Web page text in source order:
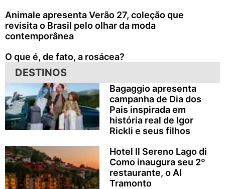
Animale apresenta Verão 27, coleção que
revisita o Brasil pelo olhar da moda
contemporânea
O que é, de fato, a rosácea?
DESTINOS
Bagaggio apresenta
campanha de Dia dos
Pais inspirada em
história real de Igor
Rickli e seus filhos
Hotel Il Sereno Lago di
Como inaugura seu 2º
restaurante, o Al
Tramonto